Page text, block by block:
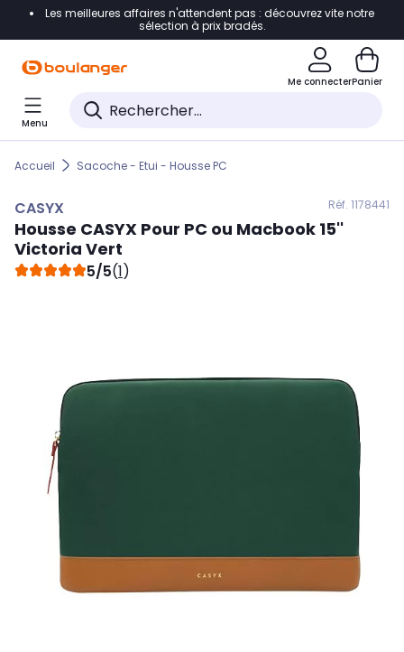
Accéder directement à la navigation
Accéder directement au pied de page
Accéder directement au chatbot
Les meilleures affaires n'attendent pas : découvrez vite notre
sélection à prix bradés.
Me connecterPanier
Menu
Accueil Sacoche - Etui - Housse PC
CASYX Réf. 1178441
Housse CASYX Pour PC ou Macbook 15''
Victoria Vert
5/5(1)